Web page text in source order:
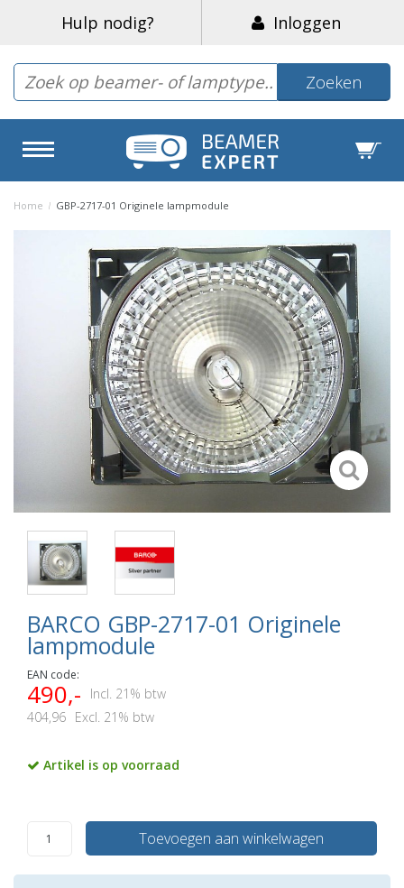
Hulp nodig? Inloggen
Zoeken
Home / GBP-2717-01 Originele lampmodule
BARCO GBP-2717-01 Originele
lampmodule
EAN code:
490,-
Incl. 21% btw
404,96 Excl. 21% btw
Artikel is op voorraad
Toevoegen aan winkelwagen